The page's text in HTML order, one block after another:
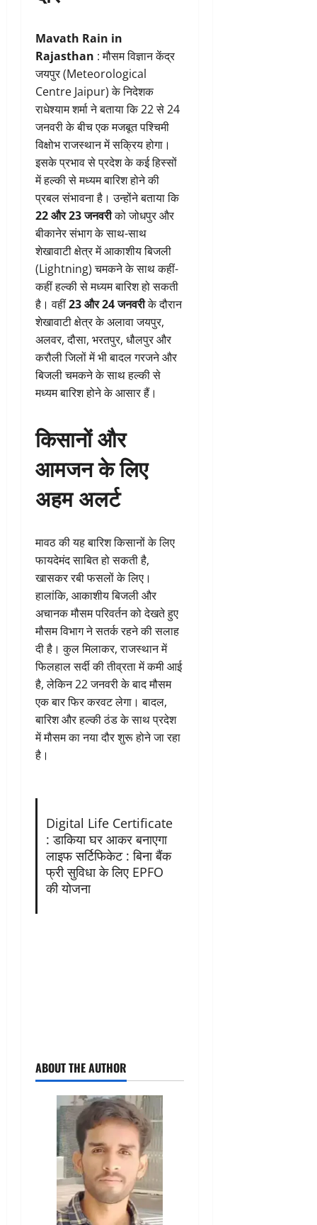
Mavath Rain in
Rajasthan : मौसम विज्ञान केंद्र
जयपुर (Meteorological
Centre Jaipur) के निदेशक
राधेश्याम शर्मा ने बताया कि 22 से 24
जनवरी के बीच एक मजबूत पश्चिमी
विक्षोभ राजस्थान में सक्रिय होगा।
इसके प्रभाव से प्रदेश के कई हिस्सों
में हल्की से मध्यम बारिश होने की
प्रबल संभावना है। उन्होंने बताया कि
22 और 23 जनवरीको जोधपुर और
बीकानेर संभाग के साथ-साथ
शेखावाटी क्षेत्र में आकाशीय बिजली
(Lightning) चमकने के साथ कहीं-
कहीं हल्की से मध्यम बारिश हो सकती
है। वहीं23 और 24 जनवरीके दौरान
शेखावाटी क्षेत्र के अलावा जयपुर,
अलवर, दौसा, भरतपुर, धौलपुर और
करौली जिलों में भी बादल गरजने और
बिजली चमकने के साथ हल्की से
मध्यम बारिश होने के आसार हैं।
किसानों और
आमजन के लिए
अहम अलर्ट
मावठ की यह बारिश किसानों के लिए
फायदेमंद साबित हो सकती है,
खासकर रबी फसलों के लिए।
हालांकि, आकाशीय बिजली और
अचानक मौसम परिवर्तन को देखते हुए
मौसम विभाग ने सतर्क रहने की सलाह
दी है। कुल मिलाकर, राजस्थान में
फिलहाल सर्दी की तीव्रता में कमी आई
है, लेकिन 22 जनवरी के बाद मौसम
एक बार फिर करवट लेगा। बादल,
बारिश और हल्की ठंड के साथ प्रदेश
में मौसम का नया दौर शुरू होने जा रहा
है।
Digital Life Certificate
: डाकिया घर आकर बनाएगा
लाइफ सर्टिफिकेट : बिना बैंक
फ्री सुविधा के लिए EPFO
की योजना
ABOUT THE AUTHOR